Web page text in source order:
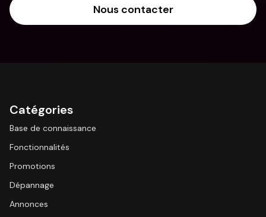
Nous contacter
Catégories
Base de connaissance
Fonctionnalités
Promotions
Dépannage
Annonces